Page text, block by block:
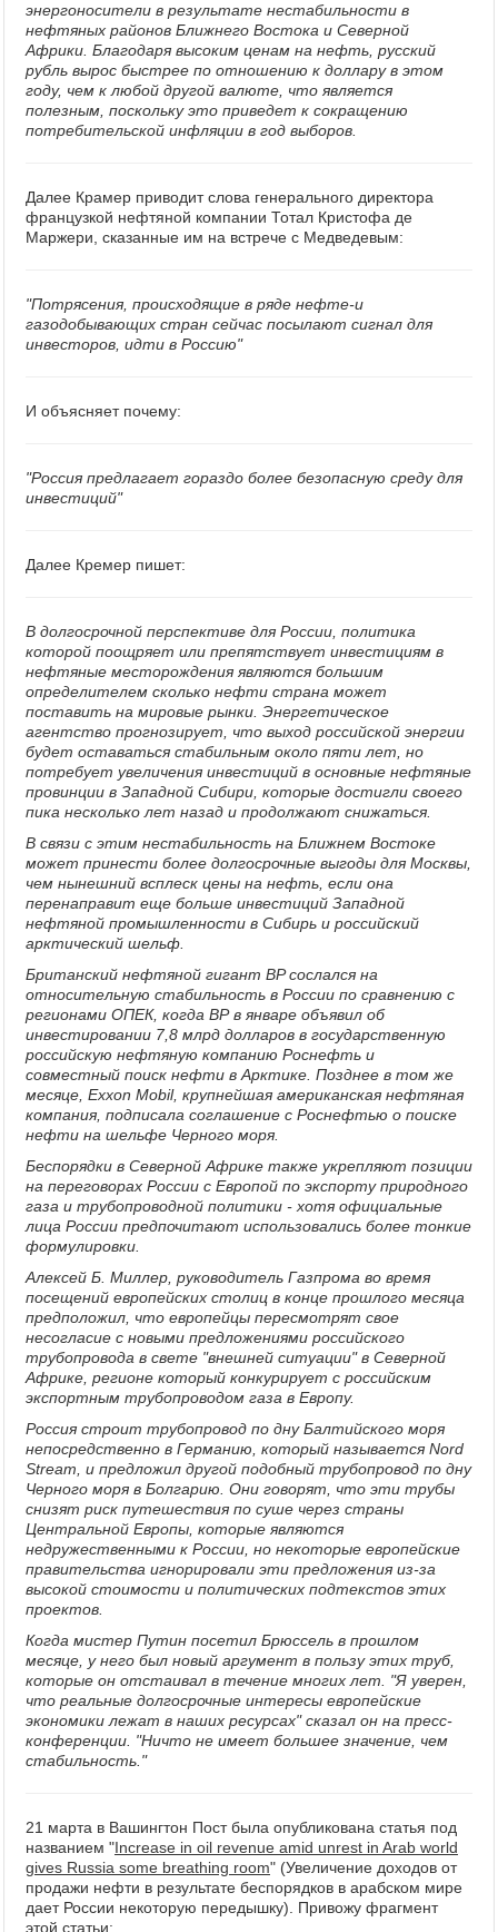
энергоносители в результате нестабильности в
нефтяных районов Ближнего Востока и Северной
Африки. Благодаря высоким ценам на нефть, русский
рубль вырос быстрее по отношению к доллару в этом
году, чем к любой другой валюте, что является
полезным, поскольку это приведет к сокращению
потребительской инфляции в год выборов.
Далее Крамер приводит слова генерального директора
французкой нефтяной компании Тотал Кристофа де
Маржери, сказанные им на встрече с Медведевым:
"Потрясения, происходящие в ряде нефте-и
газодобывающих стран сейчас посылают сигнал для
инвесторов, идти в Россию"
И объясняет почему:
"Россия предлагает гораздо более безопасную среду для
инвестиций"
Далее Кремер пишет:
В долгосрочной перспективе для России, политика
которой поощряет или препятствует инвестициям в
нефтяные месторождения являются большим
определителем сколько нефти страна может
поставить на мировые рынки. Энергетическое
агентство прогнозирует, что выход российской энергии
будет оставаться стабильным около пяти лет, но
потребует увеличения инвестиций в основные нефтяные
провинции в Западной Сибири, которые достигли своего
пика несколько лет назад и продолжают снижаться.
В связи с этим нестабильность на Ближнем Востоке
может принести более долгосрочные выгоды для Москвы,
чем нынешний всплеск цены на нефть, если она
перенаправит еще больше инвестиций Западной
нефтяной промышленности в Сибирь и российский
арктический шельф.
Британский нефтяной гигант BP сослался на
относительную стабильность в России по сравнению с
регионами ОПЕК, когда ВР в январе объявил об
инвестировании 7,8 млрд долларов в государственную
российскую нефтяную компанию Роснефть и
совместный поиск нефти в Арктике. Позднее в том же
месяце, Exxon Mobil, крупнейшая американская нефтяная
компания, подписала соглашение с Роснефтью о поиске
нефти на шельфе Черного моря.
Беспорядки в Северной Африке также укрепляют позиции
на переговорах России с Европой по экспорту природного
газа и трубопроводной политики - хотя официальные
лица России предпочитают использовались более тонкие
формулировки.
Алексей Б. Миллер, руководитель Газпрома во время
посещений европейских столиц в конце прошлого месяца
предположил, что европейцы пересмотрят свое
несогласие с новыми предложениями российского
трубопровода в свете "внешней ситуации" в Северной
Африке, регионе который конкурирует с российским
экспортным трубопроводом газа в Европу.
Россия строит трубопровод по дну Балтийского моря
непосредственно в Германию, который называется Nord
Stream, и предложил другой подобный трубопровод по дну
Черного моря в Болгарию. Они говорят, что эти трубы
снизят риск путешествия по суше через страны
Центральной Европы, которые являются
недружественными к России, но некоторые европейские
правительства игнорировали эти предложения из-за
высокой стоимости и политических подтекстов этих
проектов.
Когда мистер Путин посетил Брюссель в прошлом
месяце, у него был новый аргумент в пользу этих труб,
которые он отстаивал в течение многих лет. "Я уверен,
что реальные долгосрочные интересы европейские
экономики лежат в наших ресурсах" сказал он на пресс-
конференции. "Ничто не имеет большее значение, чем
стабильность."
21 марта в Вашингтон Пост была опубликована статья под
названием "Increase in oil revenue amid unrest in Arab world
gives Russia some breathing room" (Увеличение доходов от
продажи нефти в результате беспорядков в арабском мире
дает России некоторую передышку). Привожу фрагмент
этой статьи: